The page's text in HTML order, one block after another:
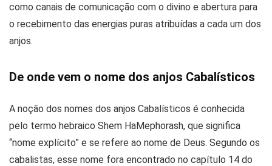
como canais de comunicação com o divino e abertura para
o recebimento das energias puras atribuídas a cada um dos
anjos.
De onde vem o nome dos anjos Cabalísticos
A noção dos nomes dos anjos Cabalísticos é conhecida
pelo termo hebraico Shem HaMephorash, que significa
“nome explícito” e se refere ao nome de Deus. Segundo os
cabalistas, esse nome fora encontrado no capítulo 14 do